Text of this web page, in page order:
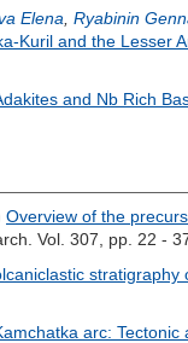
Elena Ryabinin
Kuril and the Lesser
and Nb Rich
Overview of the
Vol. 307, pp. 22 -
stratigraphy
arc: